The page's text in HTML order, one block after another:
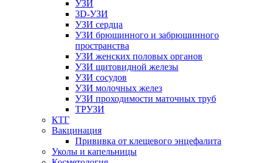
УЗИ
3D-УЗИ
УЗИ сердца
УЗИ брюшинного и забрюшинного
пространства
УЗИ женских половых органов
УЗИ щитовидной железы
УЗИ сосудов
УЗИ молочных желез
УЗИ проходимости маточных труб
ТРУЗИ
КТГ
Вакцинация
Прививка от клещевого энцефалита
Уколы и капельницы